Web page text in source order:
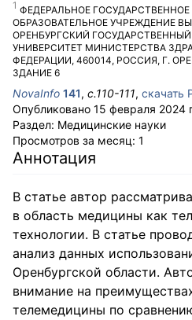
ФЕДЕРАЛЬНОЕ
ОБРАЗОВАТЕЛЬНОЕ УЧРЕЖДЕНИЕ
ОРЕНБУРГСКИЙ
УНИВЕРСИТЕТ МИНИСТЕРСТВА
ФЕДЕРАЦИИ, 460014, РОССИЯ, Г.
ЗДАНИЕ 6
NovaInfo 141, с.110-111, скачать
Опубликовано 15 февраля 2024
Раздел: Медицинские науки
Просмотров за месяц: 1
Аннотация
В статье автор
в область медицины как
технологии. В статье
анализ данных
Оренбургской области.
внимание на
телемедицины по